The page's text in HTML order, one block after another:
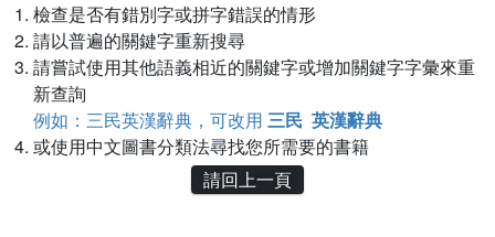
史是一群喵 、
獎 臺灣漫遊錄
登輝時代 、 數學女孩：黎曼猜想 、
檢查是否有錯別字或拼字錯誤的情形
請以普遍的關鍵字重新搜尋
請嘗試使用其他語義相近的關鍵字或增加關鍵字字彙來重
新查詢
例如：三民英漢辭典，可改用 三民 英漢辭典
或使用中文圖書分類法尋找您所需要的書籍
請回上一頁